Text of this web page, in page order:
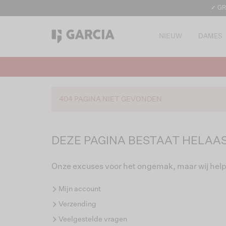
✓
NIEUW DAMES
404 PAGINA NIET GEVONDEN
DEZE PAGINA BESTAAT
Onze excuses voor het ongemak, maar wij
Mijn account
Verzending
Veelgestelde vragen